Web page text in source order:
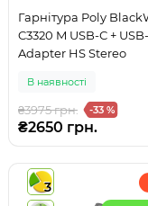
Гарнітура Poly
C3320 M USB-С +
Adapter HS Stereo
В наявності
₴3975 грн. -33 %
₴2650 грн.
3